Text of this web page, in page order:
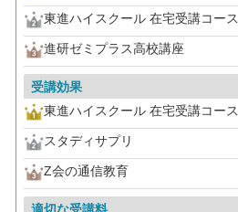
東進ハイスクール 在宅受講コース
進研ゼミプラス高校講座
受講効果
東進ハイスクール 在宅受講コース
スタディサプリ
Z会の通信教育